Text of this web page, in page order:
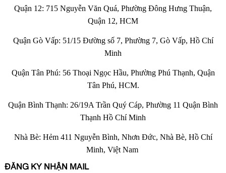
Quận 12: 715 Nguyễn Văn Quá, Phường Đông Hưng Thuận,
Quận 12, HCM
Quận Gò Vấp: 51/15 Đường số 7, Phường 7, Gò Vấp, Hồ Chí
Minh
Quận Tân Phú: 56 Thoại Ngọc Hầu, Phường Phú Thạnh, Quận
Tân Phú, HCM.
Quận Bình Thạnh: 26/19A Trần Quý Cáp, Phường 11 Quận Bình
Thạnh Hồ Chí Minh
Nhà Bè: Hẻm 411 Nguyễn Bình, Nhơn Đức, Nhà Bè, Hồ Chí
Minh, Việt Nam
ĐĂNG KÝ NHẬN MAIL